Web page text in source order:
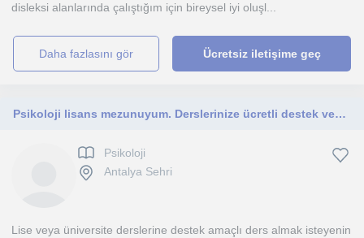
disleksi alanlarında çalıştığım için bireysel iyi oluşl...
daha fazlasını gör Ücretsiz iletişime geç
Psikoloji lisans mezunuyum. Derslerinize ücretli destek veya lise psikoloji, sosyoloji ve felsefe dersleri için ulaşabilirsiniz
Psikoloji
Antalya Sehri
Lise veya üniversite derslerine destek amaçlı ders almak isteyenin